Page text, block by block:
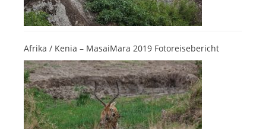
Afrika / Kenia – MasaiMara 2019 Fotoreisebericht